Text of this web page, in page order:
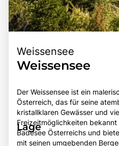
Weissensee
Weissensee
Der Weissensee ist ein
Österreich, das für seine
kristallklaren Gewässer und
Freizeitmöglichkeiten
Badesee Österreichs und
mit seinen umgebenden
Lage